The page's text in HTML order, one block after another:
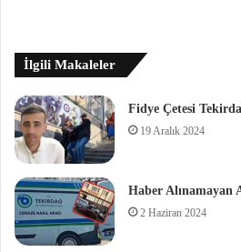
İlgili Makaleler
Fidye Çetesi
19 Aralık 2024
Haber Alınamayan
2 Haziran 2024